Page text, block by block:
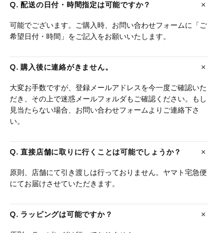
Q. 配送の日付・時間指定は可能ですか？
可能でございます。ご購入時、お問い合わせフォームに「ご
希望日付・時間」をご記入をお願いいたします。
Q. 購入後に連絡がきません。
大変お手数ですが、登録メールアドレスを今一度ご確認いた
だき、その上で迷惑メールフォルダもご確認ください。もし
見当たらない場合、お問い合わせフォームよりご連絡下さ
い。
Q. 直接店舗に取りに行くことは可能でしょうか？
原則、店舗にて引き渡しは行っておりません。ヤマト宅急便
にてお届けさせていただきます。
Q. ラッピングは可能ですか？